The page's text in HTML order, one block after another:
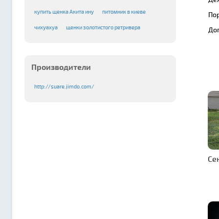
купить щенка Акита ину питомник в киеве
чихуахуа щенки золотистого ретривера
Производители
http://suare.jimdo.com/